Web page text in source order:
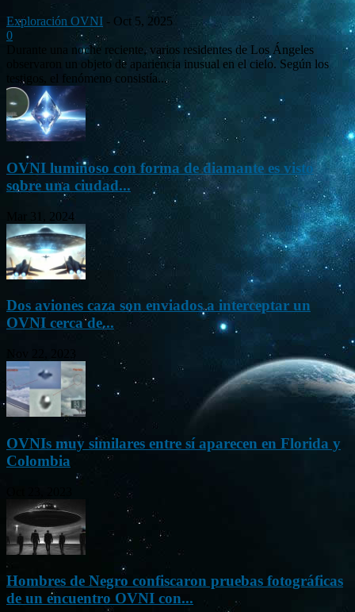
Exploración OVNI - Oct 5, 2025
0
Durante una noche reciente, varios residentes de Los Ángeles
observaron un objeto de apariencia inusual en el cielo. Según los
testigos, el fenómeno consistía...
OVNI luminoso con forma de diamante es visto
sobre una ciudad...
Mar 31, 2024
Dos aviones caza son enviados a interceptar un
OVNI cerca de...
OVNIs muy similares entre sí aparecen en Florida y
Colombia
Hombres de Negro confiscaron pruebas fotográficas
de un encuentro OVNI con...